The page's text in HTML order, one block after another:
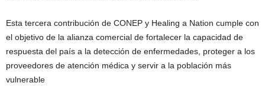
Esta tercera contribución de CONEP y Healing a Nation cumple con
el objetivo de la alianza comercial de fortalecer la capacidad de
respuesta del país a la detección de enfermedades, proteger a los
proveedores de atención médica y servir a la población más
vulnerable